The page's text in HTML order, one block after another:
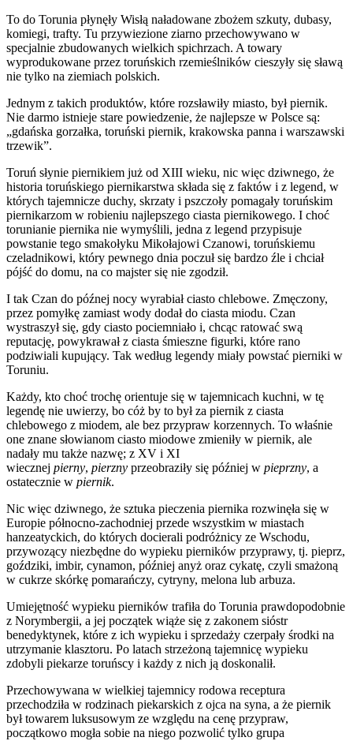
To do Torunia płynęły Wisłą naładowane zbożem szkuty, dubasy,
komiegi, trafty. Tu przywiezione ziarno przechowywano w
specjalnie zbudowanych wielkich spichrzach. A towary
wyprodukowane przez toruńskich rzemieślników cieszyły się sławą
nie tylko na ziemiach polskich.
Jednym z takich produktów, które rozsławiły miasto, był piernik.
Nie darmo istnieje stare powiedzenie, że najlepsze w Polsce są:
„gdańska gorzałka, toruński piernik, krakowska panna i warszawski
trzewik”.
Toruń słynie piernikiem już od XIII wieku, nic więc dziwnego, że
historia toruńskiego piernikarstwa składa się z faktów i z legend, w
których tajemnicze duchy, skrzaty i pszczoły pomagały toruńskim
piernikarzom w robieniu najlepszego ciasta piernikowego. I choć
torunianie piernika nie wymyślili, jedna z legend przypisuje
powstanie tego smakołyku Mikołajowi Czanowi, toruńskiemu
czeladnikowi, który pewnego dnia poczuł się bardzo źle i chciał
pójść do domu, na co majster się nie zgodził.
I tak Czan do późnej nocy wyrabiał ciasto chlebowe. Zmęczony,
przez pomyłkę zamiast wody dodał do ciasta miodu. Czan
wystraszył się, gdy ciasto pociemniało i, chcąc ratować swą
reputację, powykrawał z ciasta śmieszne figurki, które rano
podziwiali kupujący. Tak według legendy miały powstać pierniki w
Toruniu.
Każdy, kto choć trochę orientuje się w tajemnicach kuchni, w tę
legendę nie uwierzy, bo cóż by to był za piernik z ciasta
chlebowego z miodem, ale bez przypraw korzennych. To właśnie
one znane słowianom ciasto miodowe zmieniły w piernik, ale
nadały mu także nazwę; z XV i XI
wiecznej pierny, pierzny przeobraziły się później w pieprzny, a
ostatecznie w piernik.
Nic więc dziwnego, że sztuka pieczenia piernika rozwinęła się w
Europie północno-zachodniej przede wszystkim w miastach
hanzeatyckich, do których docierali podróżnicy ze Wschodu,
przywozący niezbędne do wypieku pierników przyprawy, tj. pieprz,
goździki, imbir, cynamon, później anyż oraz cykatę, czyli smażoną
w cukrze skórkę pomarańczy, cytryny, melona lub arbuza.
Umiejętność wypieku pierników trafiła do Torunia prawdopodobnie
z Norymbergii, a jej początek wiąże się z zakonem sióstr
benedyktynek, które z ich wypieku i sprzedaży czerpały środki na
utrzymanie klasztoru. Po latach strzeżoną tajemnicę wypieku
zdobyli piekarze toruńscy i każdy z nich ją doskonalił.
Przechowywana w wielkiej tajemnicy rodowa receptura
przechodziła w rodzinach piekarskich z ojca na syna, a że piernik
był towarem luksusowym ze względu na cenę przypraw,
początkowo mogła sobie na niego pozwolić tylko grupa